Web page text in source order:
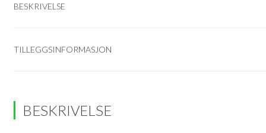
BESKRIVELSE
TILLEGGSINFORMASJON
BESKRIVELSE